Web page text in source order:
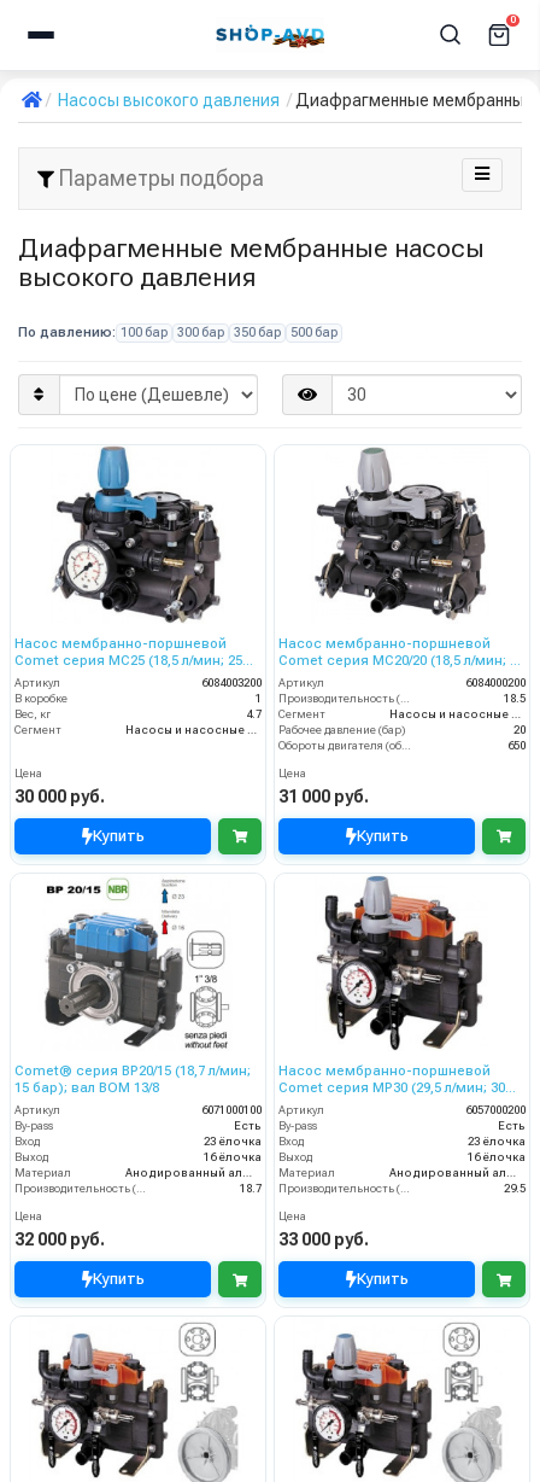
0
Насосы высокого давления Диафрагменные мембранные
Параметры подбора
Диафрагменные мембранные насосы
высокого давления
По давлению: 100 бар 300 бар 350 бар 500 бар
Насос мембранно-поршневой
Comet серия МС25 (18,5 л/мин; 25
бар)
Артикул
6084003200
В коробке
1
Вес, кг
4.7
Сегмент
Цена
30 000 руб.
Купить
Насос мембранно-поршневой
Comet серия МC20/20 (18,5 л/мин; 20
бар)
Артикул
6084000200
18.5
Сегмент
Рабочее давление (бар)
20
650
Цена
31 000 руб.
Купить
Comet® серия ВP20/15 (18,7 л/мин;
15 бар); вал ВОМ 13/8
Артикул
6071000100
By-pass
Есть
Вход
23 ёлочка
Выход
16 ёлочка
Материал
Анодированный алюминий
Производительность (л/мин)
18.7
Цена
32 000 руб.
Купить
Насос мембранно-поршневой
Comet серия МР30 (29,5 л/мин; 30
бар)
Артикул
6057000200
By-pass
Есть
Вход
23 ёлочка
Выход
16 ёлочка
Материал
Анодированный алюминий
Производительность (л/мин)
29.5
Цена
33 000 руб.
Купить